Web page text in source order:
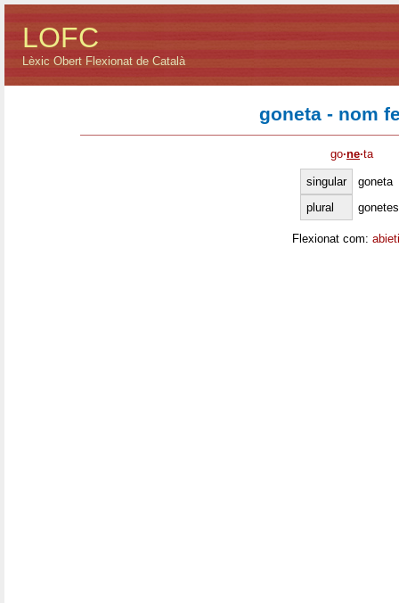
LOFC
Lèxic Obert Flexionat de Català
goneta - nom
go·ne·ta
singular
goneta
plural
gonetes
Flexionat com: